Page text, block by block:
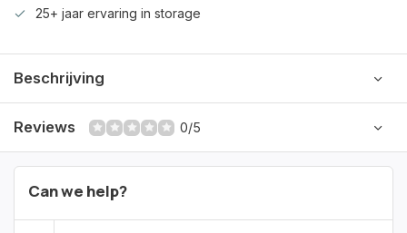
25+ jaar ervaring in storage
Beschrijving
Reviews 0/5
Can we help?